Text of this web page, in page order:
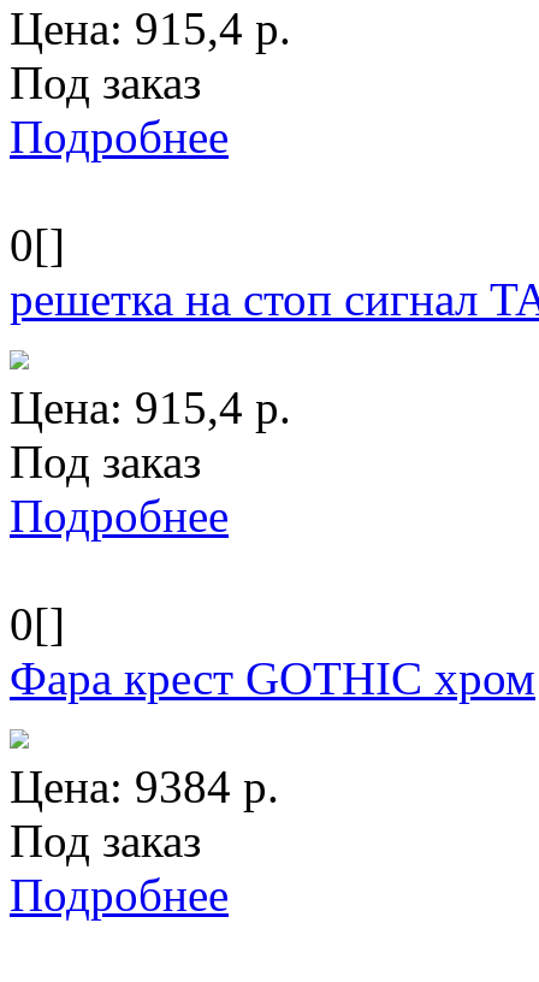
Цена: 915,4 р.
Под заказ
Подробнее
0[]
решетка на стоп
Цена: 915,4 р.
Под заказ
Подробнее
0[]
Фара крест GOTHIC хром
Цена: 9384 р.
Под заказ
Подробнее